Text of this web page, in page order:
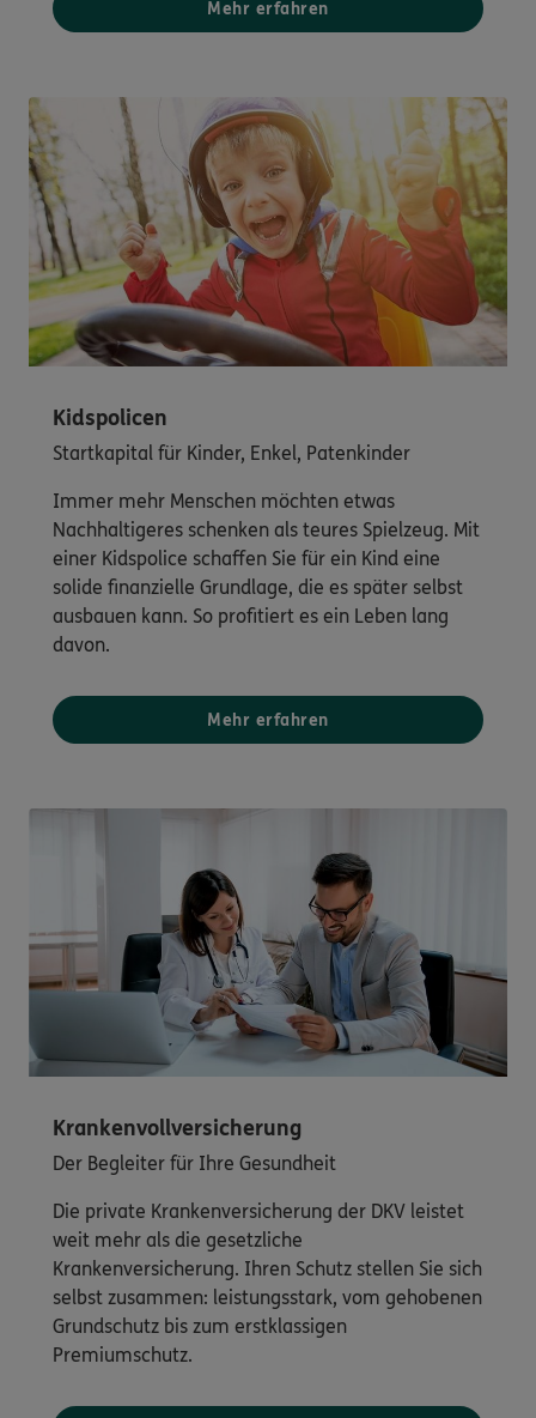
Mehr erfahren
Kidspolicen
Startkapital für Kinder, Enkel, Patenkinder
Immer mehr Menschen möchten etwas
Nachhaltigeres schenken als teures Spielzeug. Mit
einer Kidspolice schaffen Sie für ein Kind eine
solide finanzielle Grundlage, die es später selbst
ausbauen kann. So profitiert es ein Leben lang
davon.
Mehr erfahren
Krankenvollversicherung
Der Begleiter für Ihre Gesundheit
Die private Krankenversicherung der DKV leistet
weit mehr als die gesetzliche
Krankenversicherung. Ihren Schutz stellen Sie sich
selbst zusammen: leistungsstark, vom gehobenen
Grundschutz bis zum erstklassigen
Premiumschutz.